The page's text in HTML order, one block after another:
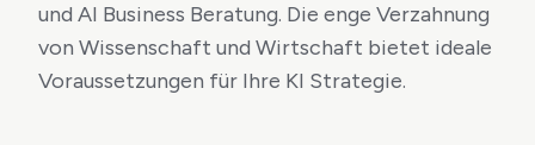
und AI Business Beratung. Die enge Verzahnung
von Wissenschaft und Wirtschaft bietet ideale
Voraussetzungen für Ihre KI Strategie.